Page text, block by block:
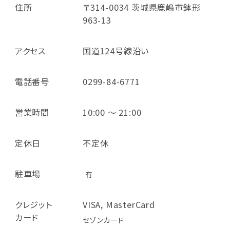
住所
〒314-0034 茨城県鹿嶋市鉢形
963-13
アクセス 国道124号線沿い
電話番号 0299-84-6771
営業時間 10:00 ～ 21:00
定休日 不定休
駐車場 有
クレジット
カード
VISA, MasterCard
セゾンカード